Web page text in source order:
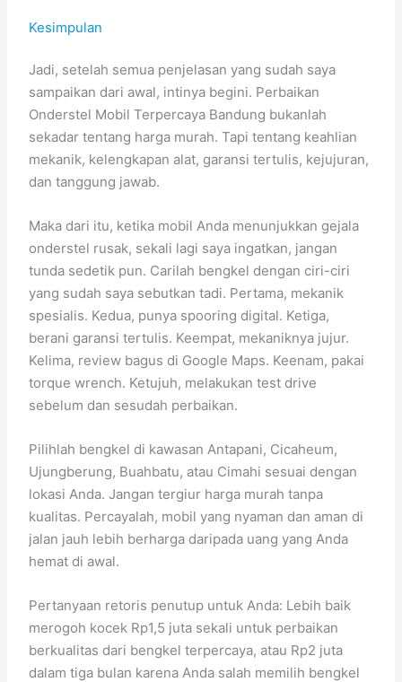
Kesimpulan
Jadi, setelah semua penjelasan yang sudah saya
sampaikan dari awal, intinya begini. Perbaikan
Onderstel Mobil Terpercaya Bandung bukanlah
sekadar tentang harga murah. Tapi tentang keahlian
mekanik, kelengkapan alat, garansi tertulis, kejujuran,
dan tanggung jawab.
Maka dari itu, ketika mobil Anda menunjukkan gejala
onderstel rusak, sekali lagi saya ingatkan, jangan
tunda sedetik pun. Carilah bengkel dengan ciri-ciri
yang sudah saya sebutkan tadi. Pertama, mekanik
spesialis. Kedua, punya spooring digital. Ketiga,
berani garansi tertulis. Keempat, mekaniknya jujur.
Kelima, review bagus di Google Maps. Keenam, pakai
torque wrench. Ketujuh, melakukan test drive
sebelum dan sesudah perbaikan.
Pilihlah bengkel di kawasan Antapani, Cicaheum,
Ujungberung, Buahbatu, atau Cimahi sesuai dengan
lokasi Anda. Jangan tergiur harga murah tanpa
kualitas. Percayalah, mobil yang nyaman dan aman di
jalan jauh lebih berharga daripada uang yang Anda
hemat di awal.
Pertanyaan retoris penutup untuk Anda: Lebih baik
merogoh kocek Rp1,5 juta sekali untuk perbaikan
berkualitas dari bengkel terpercaya, atau Rp2 juta
dalam tiga bulan karena Anda salah memilih bengkel